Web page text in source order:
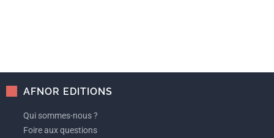
AFNOR EDITIONS
Qui sommes-nous ?
Foire aux questions